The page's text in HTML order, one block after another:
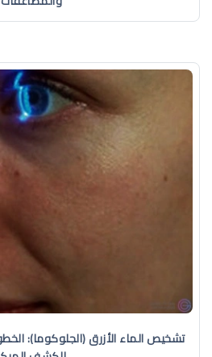
تشخيص الماء الأزرق (الجلوكوما):